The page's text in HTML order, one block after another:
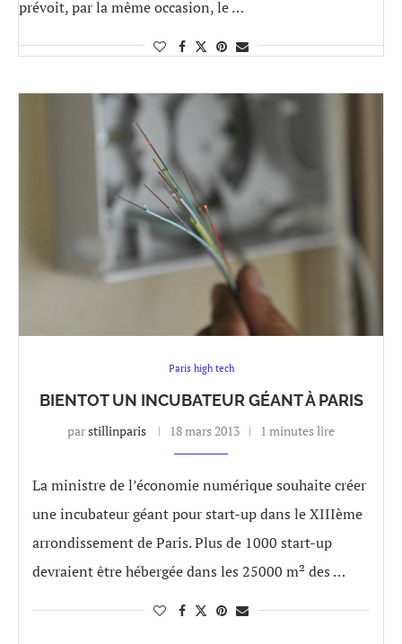
prévoit, par la même occasion, le …
Paris high tech
BIENTOT UN INCUBATEUR GÉANT À PARIS
parstillinparis 18 mars 2013 1 minutes lire
La ministre de l’économie numérique souhaite créer
une incubateur géant pour start-up dans le XIIIème
arrondissement de Paris. Plus de 1000 start-up
devraient être hébergée dans les 25000 m² des …